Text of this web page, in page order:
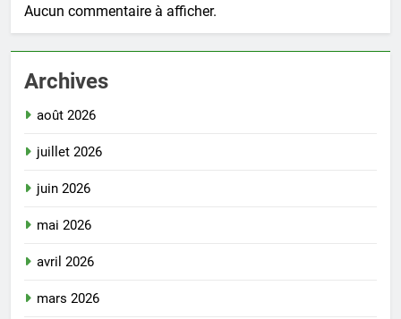
Aucun commentaire à afficher.
Archives
août 2026
juillet 2026
juin 2026
mai 2026
avril 2026
mars 2026